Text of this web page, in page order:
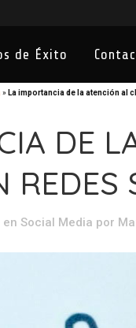
de Éxito
» La importancia de la atención al
DE
REDES
en Social Media por